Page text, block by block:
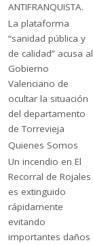
ANTIFRANQUISTA.
La plataforma
“sanidad pública y
de calidad” acusa al
Gobierno
Valenciano de
ocultar la situación
del departamento
de Torrevieja
Quienes Somos
Un incendio en El
Recorral de Rojales
es extinguido
rápidamente
evitando
importantes daños